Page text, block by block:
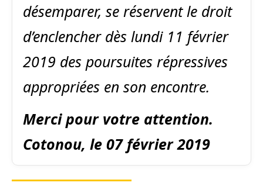
désemparer, se réservent le droit
d’enclencher dès lundi 11 février
2019 des poursuites répressives
appropriées en son encontre.
Merci pour votre attention.
Cotonou, le 07 février 2019